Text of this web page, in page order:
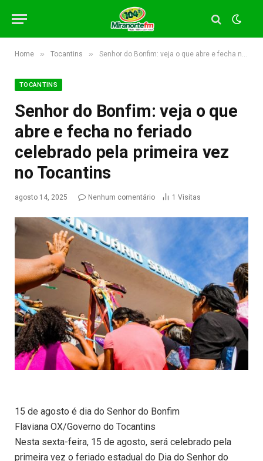
Home » Tocantins » Senhor do Bonfim: veja o que abre e fecha no feriado celebrado pela primeira vez no Tocantins
TOCANTINS
Senhor do Bonfim: veja o que
abre e fecha no feriado
celebrado pela primeira vez
no Tocantins
agosto 14, 2025 Nenhum comentário 1 Visitas
15 de agosto é dia do Senhor do Bonfim
Flaviana OX/Governo do Tocantins
Nesta sexta-feira, 15 de agosto, será celebrado pela
primeira vez o feriado estadual do Dia do Senhor do